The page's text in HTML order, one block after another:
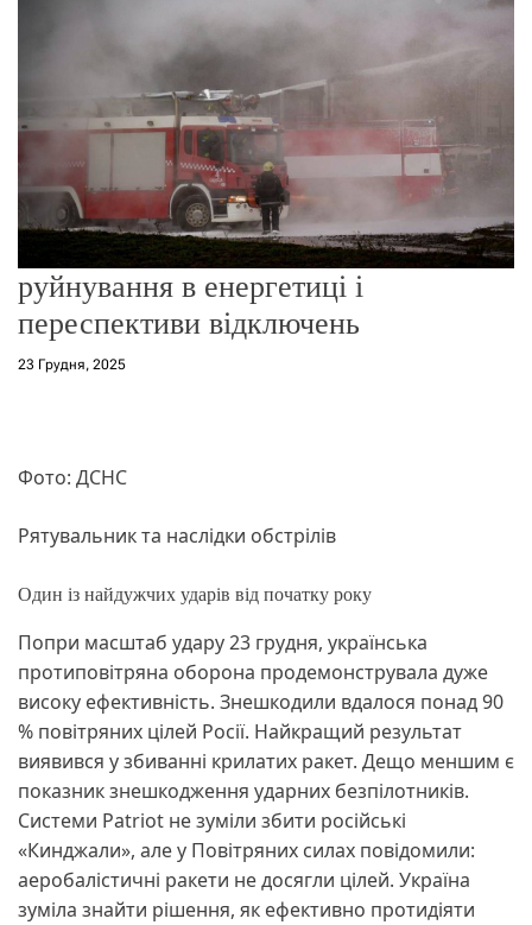
ж
у
руйнування в енергетиці і
переспективи відключень
23 Грудня, 2025
Фото: ДСНС
Рятувальник та наслідки обстрілів
Один із найдужчих ударів від початку року
Попри масштаб удару 23 грудня, українська
протиповітряна оборона продемонструвала дуже
високу ефективність. Знешкодили вдалося понад 90
% повітряних цілей Росії. Найкращий результат
виявився у збиванні крилатих ракет. Дещо меншим є
показник знешкодження ударних безпілотників.
Системи Patriot не зуміли збити російські
«Кинджали», але у Повітряних силах повідомили:
аеробалістичні ракети не досягли цілей. Україна
зуміла знайти рішення, як ефективно протидіяти